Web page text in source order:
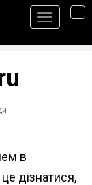
в
дізнатися,